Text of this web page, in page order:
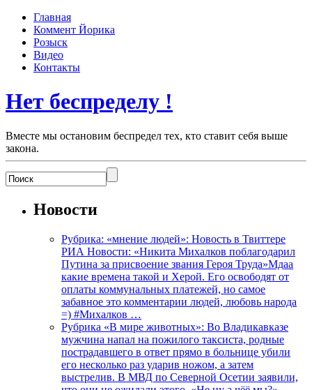
Главная
Коммент Йорика
Розыск
Видео
Контакты
Нет беспределу !
Вместе мы остановим беспредел тех, кто ставит себя выше
закона.
Новости
Рубрика: «мнение людей»: Новость в Твиттере
РИА Новости: «Никита Михалков поблагодарил
Путина за присвоение звания Героя Труда»Мдаа
какие времена такой и Херой. Его освободят от
оплаты коммунальных платежей, но самое
забавное это комментарии людей, любовь народа
=) #Михалков …
Рубрика «В мире животных»: Во Владикавказе
мужчина напал на пожилого таксиста, родные
пострадавшего в ответ прямо в больнице убили
его несколько раз ударив ножом, а затем
выстрелив. В МВД по Северной Осетии заявили,